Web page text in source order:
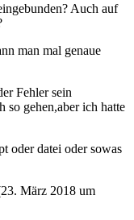
Auch auf
man mal genaue
Fehler sein
so gehen,aber ich hatte
oder datei oder sowas
23. März 2018 um